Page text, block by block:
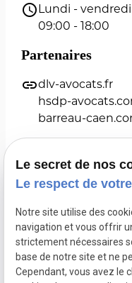
schedule Lundi - vendredi
09:00 - 18:00
Partenaires
linkdlv-avocats.fr
hsdp-
barreau-
Droit de
Marchés publics
Le secret de nos
Le respect de
Notre site utilise des
navigation et vous offrir
strictement nécessaires
base de notre site et ne
Cependant, vous avez le